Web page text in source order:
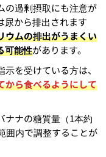
の過剰摂取にも注意が
尿から排出されます
ウムの排出がうまくい
可能性があります。
を受けている方は、
から食べるようにして
ナナの糖質量（1本約
囲内で調整することが